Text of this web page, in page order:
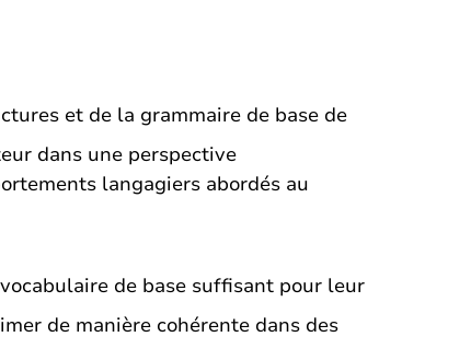
et de la grammaire de base de
dans une perspective
langagiers abordés au
de base suffisant pour leur
de manière cohérente dans des